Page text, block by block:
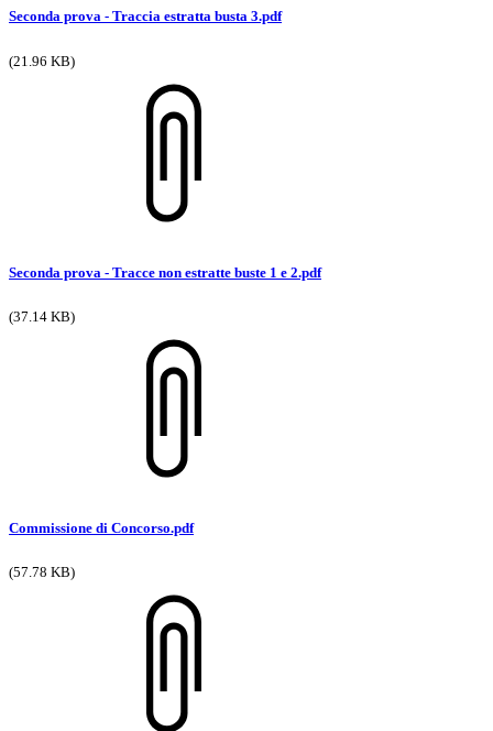
Seconda prova - Traccia estratta busta 3.pdf
(21.96 KB)
Seconda prova - Tracce non estratte buste 1 e 2.pdf
(37.14 KB)
Commissione di Concorso.pdf
(57.78 KB)